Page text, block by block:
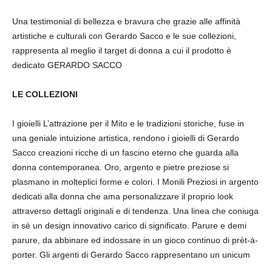
Una testimonial di bellezza e bravura che grazie alle affinità
artistiche e culturali con Gerardo Sacco e le sue collezioni,
rappresenta al meglio il target di donna a cui il prodotto è
dedicato GERARDO SACCO
LE COLLEZIONI
I gioielli L’attrazione per il Mito e le tradizioni storiche, fuse in
una geniale intuizione artistica, rendono i gioielli di Gerardo
Sacco creazioni ricche di un fascino eterno che guarda alla
donna contemporanea. Oro, argento e pietre preziose si
plasmano in molteplici forme e colori. I Monili Preziosi in argento
dedicati alla donna che ama personalizzare il proprio look
attraverso dettagli originali e di tendenza. Una linea che coniuga
in sè un design innovativo carico di significato. Parure e demi
parure, da abbinare ed indossare in un gioco continuo di prèt-à-
porter. Gli argenti di Gerardo Sacco rappresentano un unicum